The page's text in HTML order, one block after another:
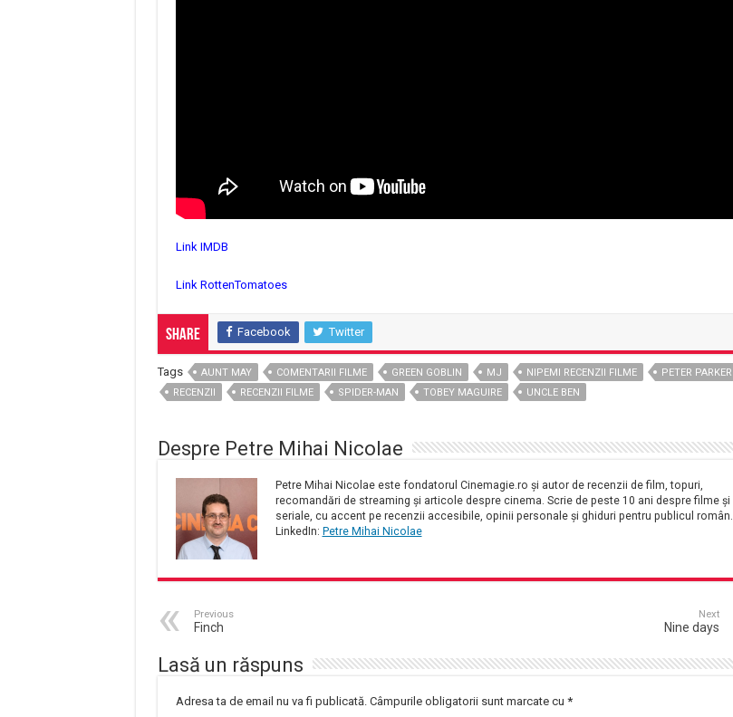
Link IMDB
Link RottenTomatoes
Share Facebook Twitter
Tags AUNT MAY COMENTARII FILME GREEN GOBLIN MJ NIPEMI RECENZII FILME
PETER PARKER
RECENZII
RECENZII FILME SPIDER-MAN TOBEY MAGUIRE UNCLE BEN
Despre Petre Mihai Nicolae
Petre Mihai Nicolae este fondatorul Cinemagie.ro și autor de recenzii de film, topuri,
recomandări de streaming și articole despre cinema. Scrie de peste 10 ani despre filme și
seriale, cu accent pe recenzii accesibile, opinii personale și ghiduri pentru publicul român.
LinkedIn: Petre Mihai Nicolae
Previous
Finch
Next
Nine days
Lasă un răspuns
Adresa ta de email nu va fi publicată. Câmpurile obligatorii sunt marcate cu *